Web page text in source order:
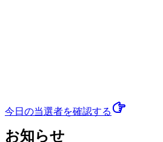
今日の当選者を確認する
お知らせ